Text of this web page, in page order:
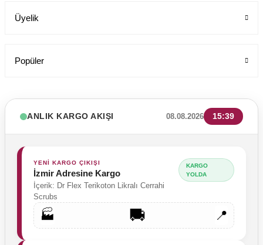
Üyelik
Popüler
ANLIK KARGO AKIŞI 08.08.2026 15:39
YENİ KARGO ÇIKIŞI
İzmir Adresine Kargo
İçerik: Dr Flex Terikoton Likralı Cerrahi
Scrubs
KARGO
YOLDA
🏭 🚚 📍